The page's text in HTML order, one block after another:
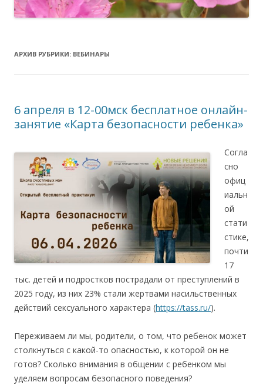
АРХИВ РУБРИКИ: ВЕБИНАРЫ
6 апреля в 12-00мск бесплатное онлайн-
занятие «Карта безопасности ребенка»
Согла
сно
офиц
иальн
ой
стати
стике,
почти
17
тыс. детей и подростков пострадали от преступлений в
2025 году, из них 23% стали жертвами насильственных
действий сексуального характера (https://tass.ru/).
Переживаем ли мы, родители, о том, что ребенок может
столкнуться с какой-то опасностью, к которой он не
готов? Сколько внимания в общении с ребенком мы
уделяем вопросам безопасного поведения?